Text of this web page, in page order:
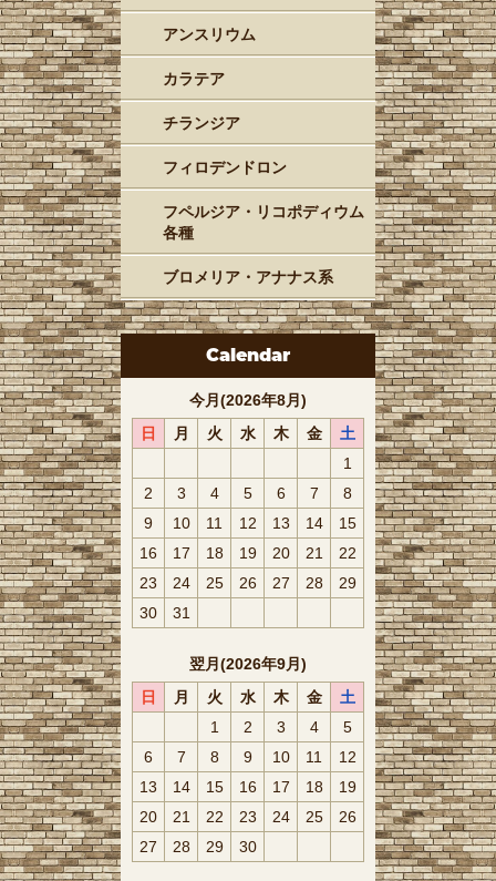
アンスリウム
カラテア
チランジア
フィロデンドロン
フペルジア・リコポディウム
各種
ブロメリア・アナナス系
Calendar
今月(2026年8月)
日
月 火 水 木 金
土
1
2
3 4 5 6 7
8
9
10 11 12 13 14
15
16
17 18 19 20 21
22
23
24 25 26 27 28
29
30
31
翌月(2026年9月)
日
月 火 水 木 金
土
1
2 3 4
5
6
7 8 9 10 11
12
13
14 15 16 17 18
19
20
21 22 23 24 25
26
27
28 29 30